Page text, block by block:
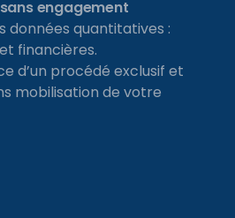
engagement
données quantitatives :
financières.
d’un procédé exclusif et
mobilisation de votre